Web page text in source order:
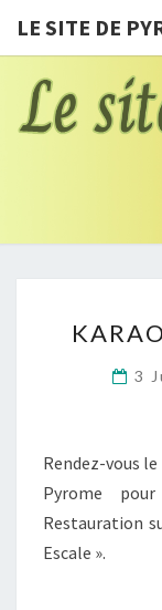
LE SITE DE
3
Rendez-vous le
Pyrome
Restauration
Escale ».